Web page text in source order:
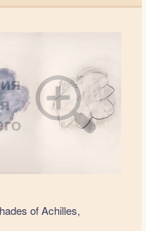
of Achilles,